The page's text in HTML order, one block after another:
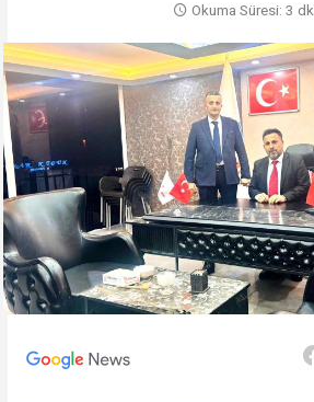
Okuma Süresi: 3 dk.